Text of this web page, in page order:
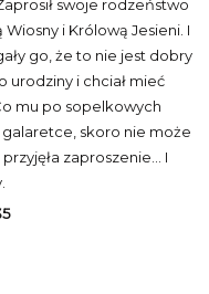
swoje rodzeństwo
i Królową Jesieni. I
go, że to nie jest dobry
urodziny i chciał mieć
mu po sopelkowych
skoro nie może
zaproszenie… I